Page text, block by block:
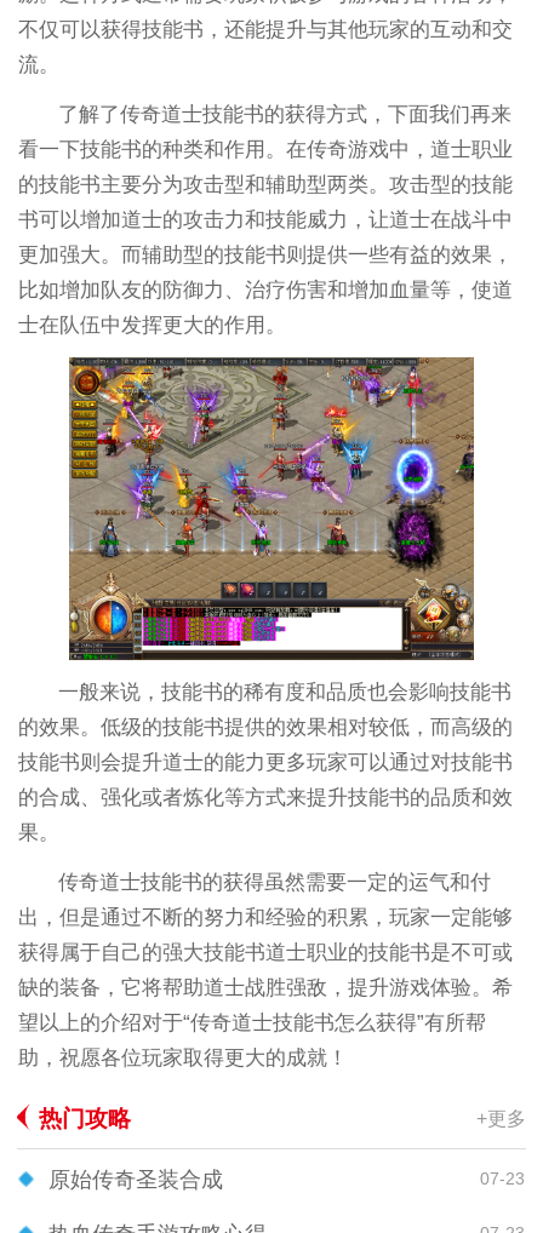
不仅可以获得技能书，还能提升与其他玩家的互动和交
流。
了解了传奇道士技能书的获得方式，下面我们再来
看一下技能书的种类和作用。在传奇游戏中，道士职业
的技能书主要分为攻击型和辅助型两类。攻击型的技能
书可以增加道士的攻击力和技能威力，让道士在战斗中
更加强大。而辅助型的技能书则提供一些有益的效果，
比如增加队友的防御力、治疗伤害和增加血量等，使道
士在队伍中发挥更大的作用。
一般来说，技能书的稀有度和品质也会影响技能书
的效果。低级的技能书提供的效果相对较低，而高级的
技能书则会提升道士的能力更多玩家可以通过对技能书
的合成、强化或者炼化等方式来提升技能书的品质和效
果。
传奇道士技能书的获得虽然需要一定的运气和付
出，但是通过不断的努力和经验的积累，玩家一定能够
获得属于自己的强大技能书道士职业的技能书是不可或
缺的装备，它将帮助道士战胜强敌，提升游戏体验。希
望以上的介绍对于“传奇道士技能书怎么获得”有所帮
助，祝愿各位玩家取得更大的成就！
热门攻略 +更多
原始传奇圣装合成 07-23